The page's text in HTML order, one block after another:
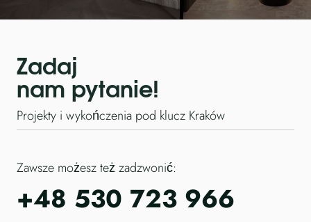
Zadaj
nam pytanie!
Projekty i wykończenia pod klucz Kraków
Zawsze możesz też zadzwonić:
+48 530 723 966